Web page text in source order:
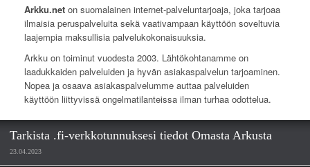
Arkku.net on suomalainen internet-palveluntarjoaja, joka tarjoaa
ilmaisia peruspalveluita sekä vaativampaan käyttöön soveltuvia
laajempia maksullisia palvelukokonaisuuksia.
Arkku on toiminut vuodesta 2003. Lähtökohtanamme on
laadukkaiden palveluiden ja hyvän asiakaspalvelun tarjoaminen.
Nopea ja osaava asiakaspalvelumme auttaa palveluiden
käyttöön liittyvissä ongelmatilanteissa ilman turhaa odottelua.
Tarkista .fi-verkkotunnuksesi tiedot Omasta Arkusta
23.04.2023